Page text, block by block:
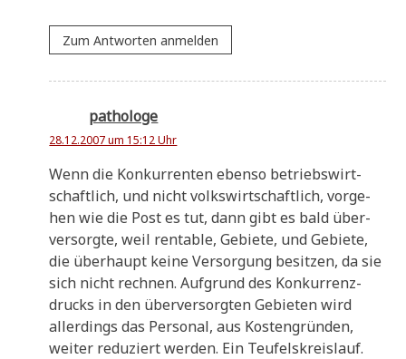
Zum Antworten anmelden
pathologe
28.12.2007 um 15:12 Uhr
Wenn die Kon­kur­ren­ten eben­so betriebs­wirt­
schaft­lich, und nicht volks­wirt­schaft­lich, vor­ge­
hen wie die Post es tut, dann gibt es bald über­
ver­sorg­te, weil ren­ta­ble, Gebie­te, und Gebie­te,
die über­haupt kei­ne Ver­sor­gung besit­zen, da sie
sich nicht rech­nen. Auf­grund des Kon­kur­renz­
drucks in den über­ver­sorg­ten Gebie­ten wird
aller­dings das Per­so­nal, aus Kosten­grün­den,
wei­ter redu­ziert wer­den. Ein Teufelskreislauf.